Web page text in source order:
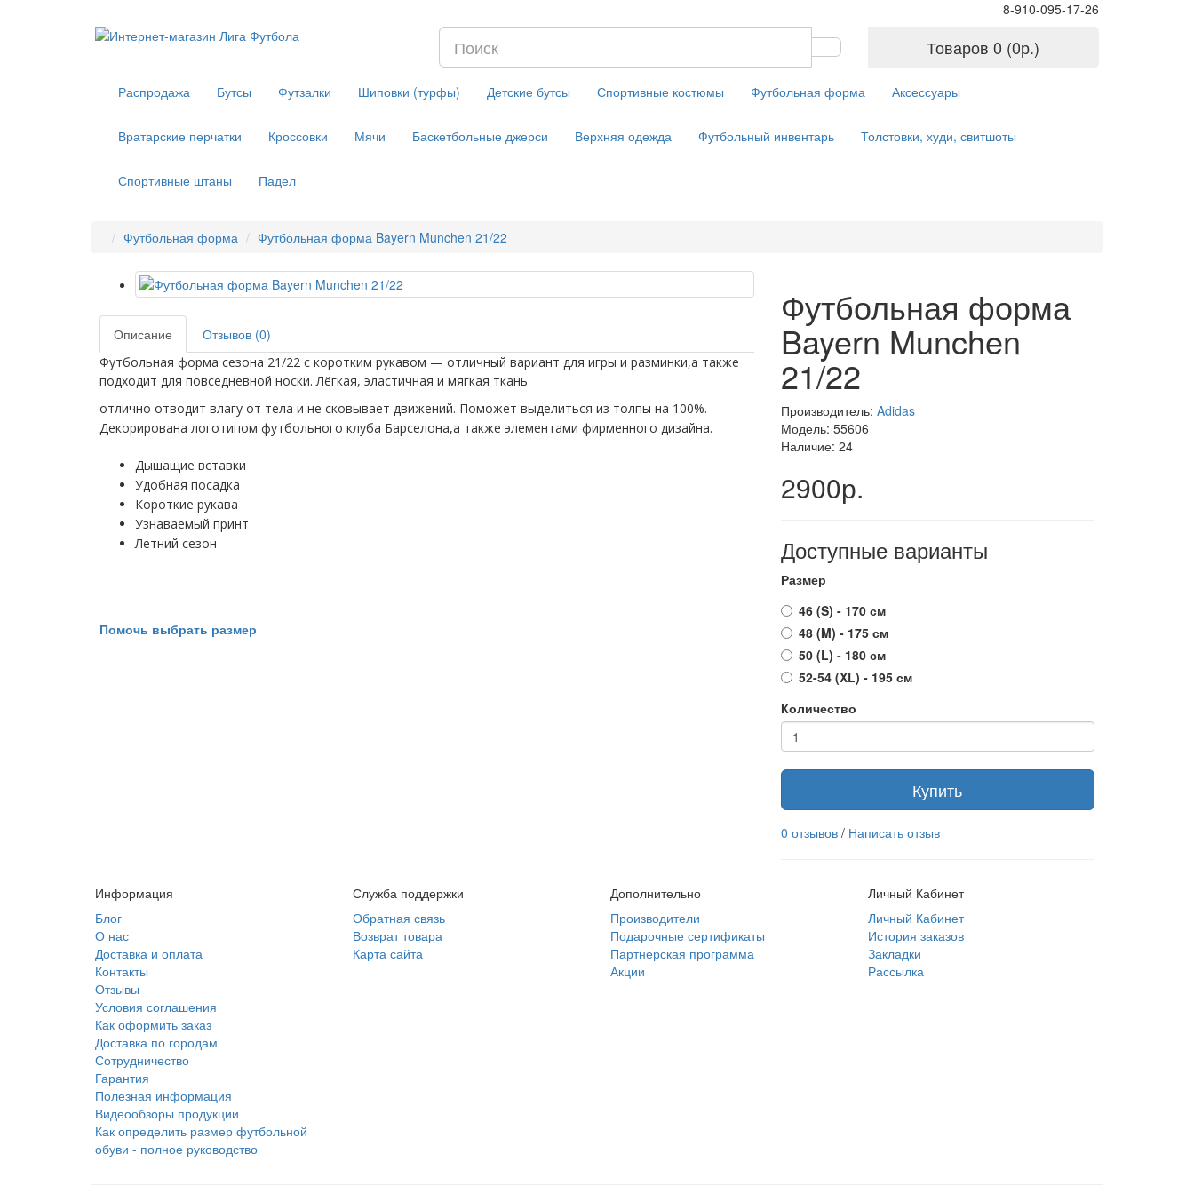
8-910-095-17-26
Товаров 0 (0р.)
Распродажа Бутсы Футзалки Шиповки (турфы) Детские бутсы Спортивные костюмы Футбольная форма Аксессуары
Вратарские перчатки Кроссовки Мячи Баскетбольные джерси Верхняя одежда Футбольный инвентарь Толстовки, худи, свитшоты
Спортивные штаны Падел
Футбольная форма Футбольная форма Bayern Munchen 21/22
Описание Отзывов (0)
Футбольная форма сезона 21/22 с коротким рукавом — отличный вариант для игры и разминки,а также
подходит для повседневной носки. Лёгкая, эластичная и мягкая ткань
отлично отводит влагу от тела и не сковывает движений. Поможет выделиться из толпы на 100%.
Декорирована логотипом футбольного клуба Барселона,а также элементами фирменного дизайна.
Дышащие вставки
Удобная посадка
Короткие рукава
Узнаваемый принт
Летний сезон
Помочь выбрать размер
Футбольная форма
Bayern Munchen
21/22
Производитель: Adidas
Модель: 55606
Наличие: 24
2900р.
Доступные варианты
Размер
46 (S) - 170 см
48 (M) - 175 см
50 (L) - 180 см
52-54 (XL) - 195 см
Количество
Купить
0 отзывов/ Написать отзыв
Информация
Блог
О нас
Доставка и оплата
Контакты
Отзывы
Условия соглашения
Как оформить заказ
Доставка по городам
Сотрудничество
Гарантия
Полезная информация
Видеообзоры продукции
Как определить размер футбольной
обуви - полное руководство
Служба поддержки
Обратная связь
Возврат товара
Карта сайта
Дополнительно
Производители
Подарочные сертификаты
Партнерская программа
Акции
Личный Кабинет
Личный Кабинет
История заказов
Закладки
Рассылка